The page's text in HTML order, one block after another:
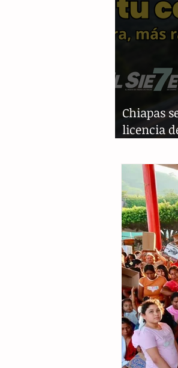
Chiapas
licencia